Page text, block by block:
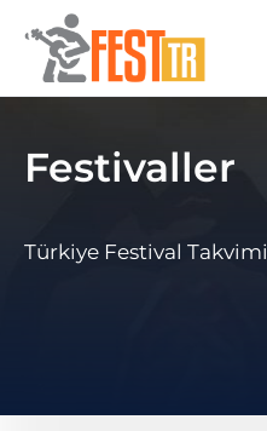
Ana içeriğe atla
Festivaller
Türkiye Festival Takvimi